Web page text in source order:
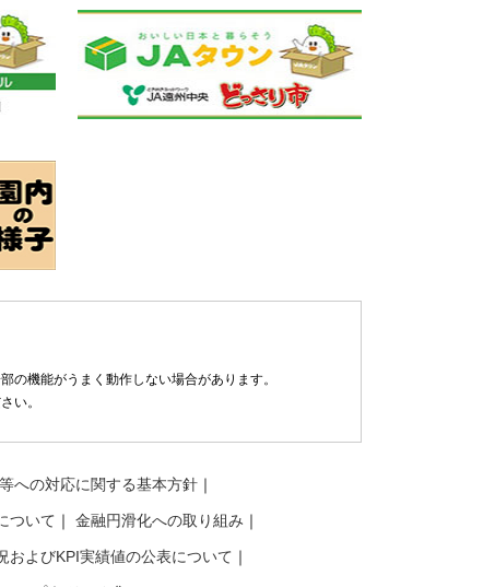
機能がうまく動作しない場合があります。
い。
への対応に関する基本方針
ついて 金融円滑化への取り組み
およびKPI実績値の公表について